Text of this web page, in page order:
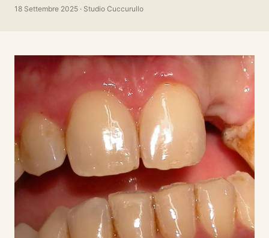
18 Settembre 2025 · Studio Cuccurullo